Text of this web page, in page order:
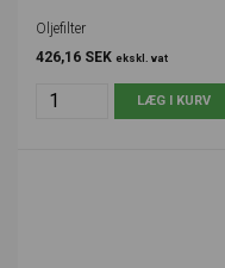
Oljefilter
426,16 SEK ekskl. vat